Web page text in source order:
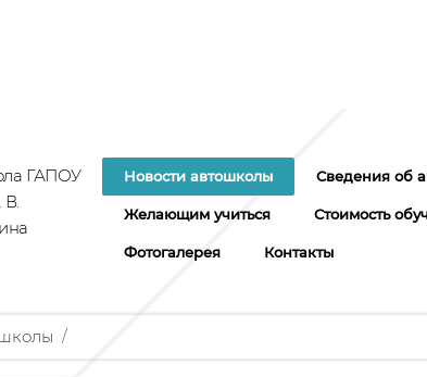
ГАПОУ
Новости автошколы Сведения об
Желающим учиться Стоимость
Фотогалерея Контакты
/